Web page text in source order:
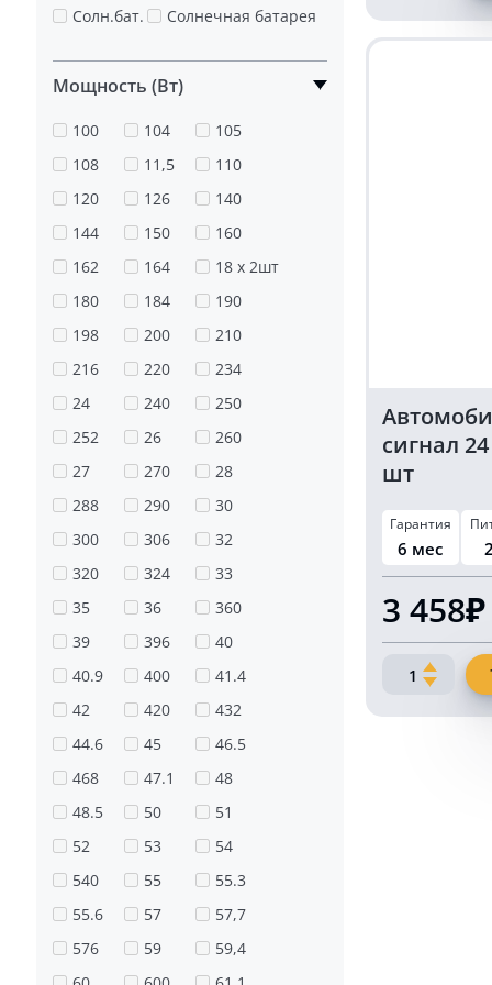
Солн.бат.
Солнечная батарея
Мощность (Вт)
100 104
105
108
11,5
110
120
126
140
144
150
160
162
164
18 x 2шт
180
184
190
198
200
210
216
220
234
24
240
250
252
26
260
27
270
28
288
290
30
300
306
32
320
324
33
35
36
360
39
396
40
40.9
400
41.4
42
420
432
44.6
45
46.5
468
47.1
48
48.5
50
51
52
53
54
540
55
55.3
55.6
57
57,7
576
59
59,4
Звуковой
сигнал
сигнал
шт
Гарантия
6 мес
3 458₽
Количество